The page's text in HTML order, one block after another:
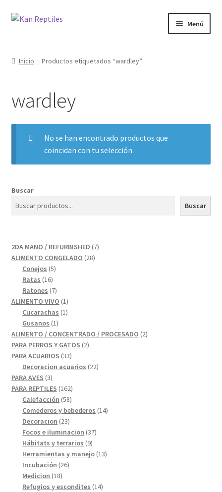
Ir
Ir
Menú
Blog
Inicio Productos etiquetados “wardley”
wardley
No se han encontrado productos que
coincidan con tu selección.
Buscar
Buscar
2DA MANO / REFURBISHED 77
ALIMENTO CONGELADO 2828
Conejos 55
Ratas 1616
productos
Ratones 77
productos
ALIMENTO VIVO 11
producto
Cucarachas 11
Gusanos 11
producto
ALIMENTO / CONCENTRADO / PROCESADO 22
PARA PERROS Y GATOS 22
PARA ACUARIOS 3333
productos
Decoracion acuarios 2222
PARA AVES 33
productos
PARA REPTILES 162162
productos
Calefacción 5858
productos
Comederos y bebederos 1414
Decoracion 2323
productos
Focos e iluminacion 3737
Hábitats y terrarios 99
productos
Herramientas y manejo 1313
Incubación 2626
Medicion 1818
productos
Refugios y escondites 1414